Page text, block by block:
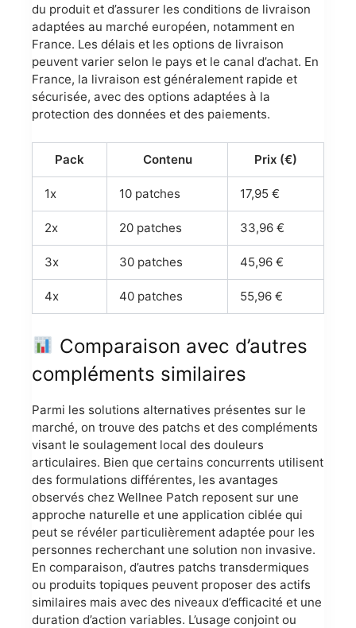
du produit et d’assurer les conditions de livraison
adaptées au marché européen, notamment en
France. Les délais et les options de livraison
peuvent varier selon le pays et le canal d’achat. En
France, la livraison est généralement rapide et
sécurisée, avec des options adaptées à la
protection des données et des paiements.
Pack Contenu Prix (€)
1x 10 patches 17,95 €
2x 20 patches 33,96 €
3x 30 patches 45,96 €
4x 40 patches 55,96 €
Comparaison avec d’autres
compléments similaires
Parmi les solutions alternatives présentes sur le
marché, on trouve des patchs et des compléments
visant le soulagement local des douleurs
articulaires. Bien que certains concurrents utilisent
des formulations différentes, les avantages
observés chez Wellnee Patch reposent sur une
approche naturelle et une application ciblée qui
peut se révéler particulièrement adaptée pour les
personnes recherchant une solution non invasive.
En comparaison, d’autres patchs transdermiques
ou produits topiques peuvent proposer des actifs
similaires mais avec des niveaux d’efficacité et une
duration d’action variables. L’usage conjoint ou